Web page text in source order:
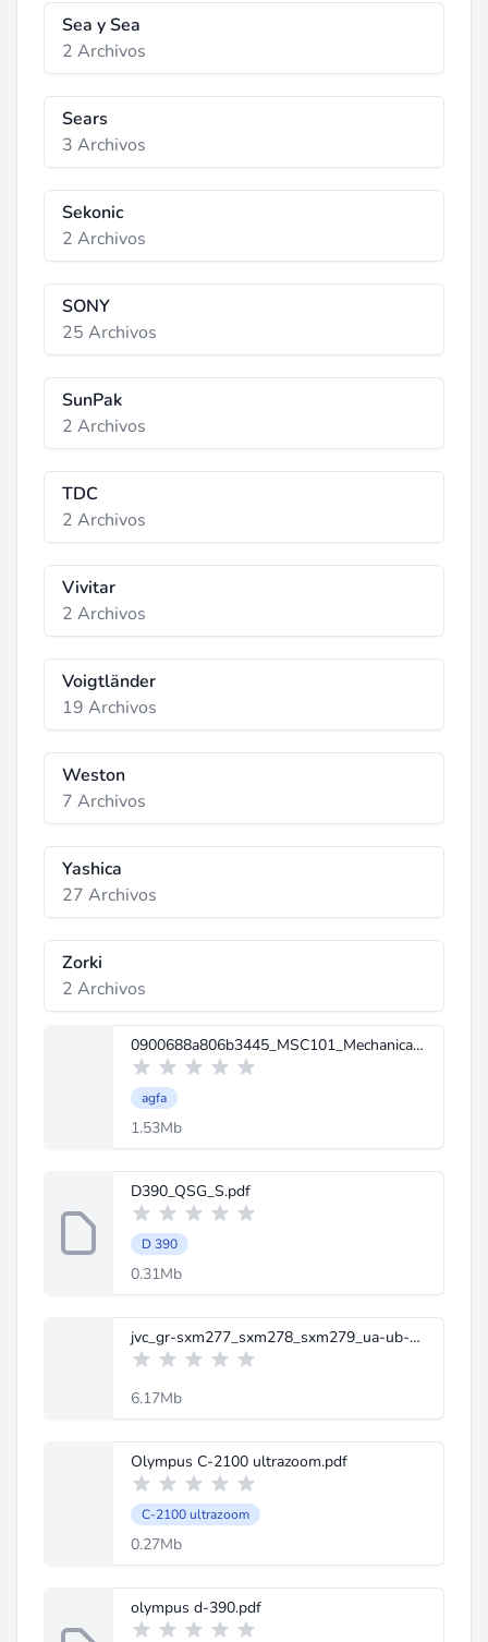
Sea y Sea
2 Archivos
Sears
3 Archivos
Sekonic
2 Archivos
SONY
25 Archivos
SunPak
2 Archivos
TDC
2 Archivos
Vivitar
2 Archivos
Voigtländer
19 Archivos
Weston
7 Archivos
Yashica
27 Archivos
Zorki
2 Archivos
0900688a806b3445_MSC101_Mechanical_Manual.pdf
agfa
1.53Mb
D390_QSG_S.pdf
D 390
0.31Mb
jvc_gr-sxm277_sxm278_sxm279_ua-ub-um_sm_[ET].pdf
6.17Mb
Olympus C-2100 ultrazoom.pdf
C-2100 ultrazoom
0.27Mb
olympus d-390.pdf